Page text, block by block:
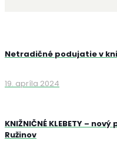
Netradičné podujatie v
19. apríla 2024
KNIŽNIČNÉ KLEBETY –
Ružinov